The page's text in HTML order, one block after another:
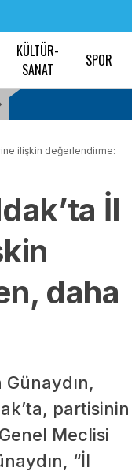
KÜLTÜR-
SANAT
SPOR
Belediyesi ile DİSK/
ilişkin değerlendirme:
İl
daha
partisinin
Meclisi
“İl